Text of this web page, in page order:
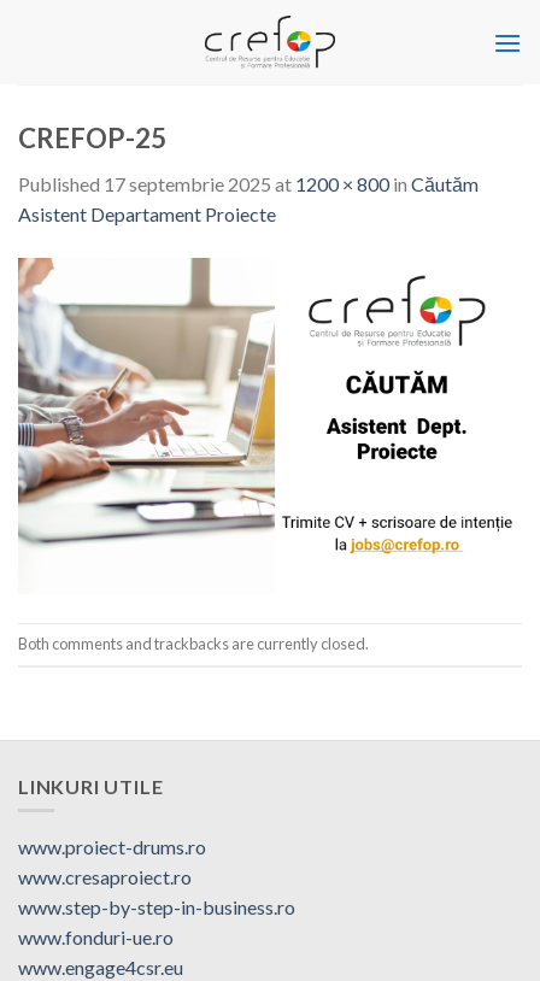
CREFOP-25
Published 17 septembrie 2025 at 1200 × 800in Căutăm
Asistent Departament Proiecte
Both comments and trackbacks are currently closed.
LINKURI UTILE
www.proiect-drums.ro
www.cresaproiect.ro
www.step-by-step-in-business.ro
www.fonduri-ue.ro
www.engage4csr.eu